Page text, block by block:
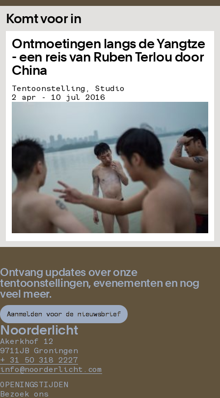
Komt voor in
Ontmoetingen langs de Yangtze
- een reis van Ruben Terlou door
China
Tentoonstelling, Studio
2 apr - 10 jul 2016
Ontvang updates over onze
tentoonstellingen, evenementen en nog
veel meer.
Aanmelden voor de nieuwsbrief
Noorderlicht
Akerkhof 12
9711JB Groningen
+ 31 50 318 2227
info@noorderlicht.com
OPENINGSTIJDEN
Bezoek ons